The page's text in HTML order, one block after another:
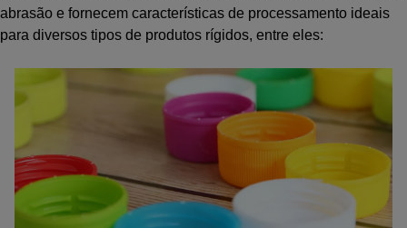
abrasão e fornecem características de processamento ideais
para diversos tipos de produtos rígidos, entre eles: